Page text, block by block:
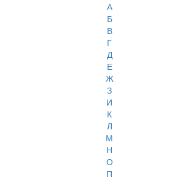
А
Б
В
Г
Д
Е
Ж
З
И
К
Л
М
Н
О
П